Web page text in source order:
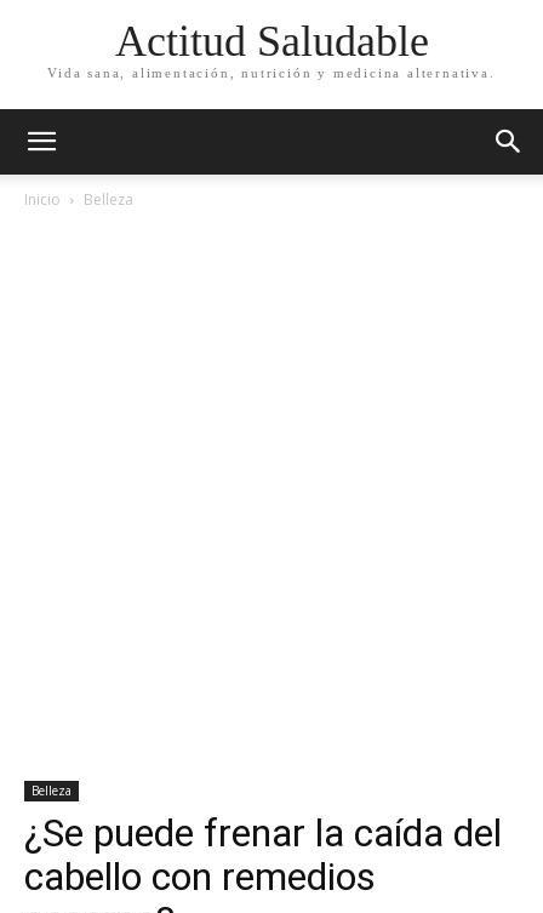
Actitud Saludable
Vida sana, alimentación, nutrición y medicina alternativa.
Inicio Belleza
Belleza
¿Se puede frenar la caída del
cabello con remedios